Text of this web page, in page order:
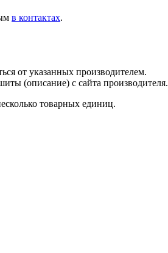
в контактах.
от указанных производителем.
(описание) с сайта производителя.
товарных единиц.